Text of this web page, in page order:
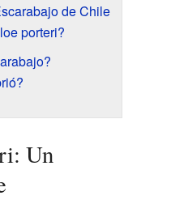
de Chile
porteri?
Un